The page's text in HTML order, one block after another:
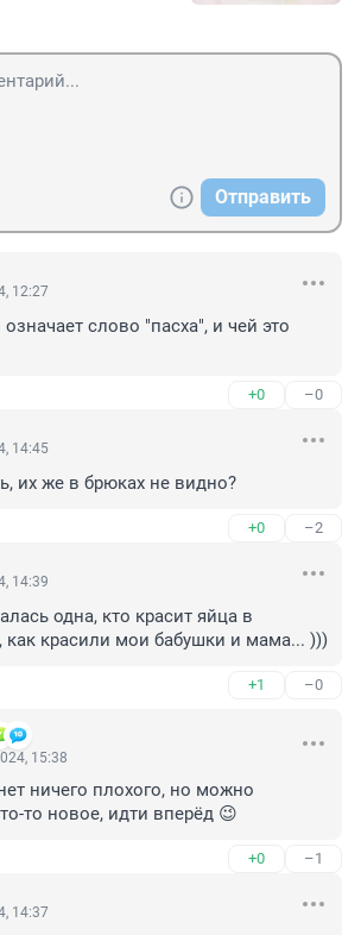
Отправить
12:27
означает слово "пасха", и чей это
+0 –0
14:45
их же в брюках не видно?
+0 –2
14:39
одна, кто красит яйца в
как красили мои бабушки и мама... )))
+1 –0
15:38
ничего плохого, но можно
то новое, идти вперёд 😉
+0 –1
14:37